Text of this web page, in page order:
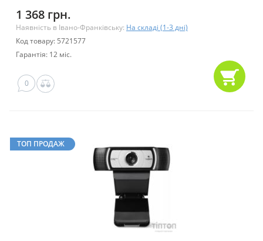
1 368 грн.
Наявність в Івано-Франківську: На складі (1-3 дні)
Код товару: 5721577
Гарантія: 12 міс.
0
ТОП ПРОДАЖ